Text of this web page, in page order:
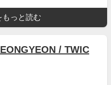
もっと読む
/ TWIC